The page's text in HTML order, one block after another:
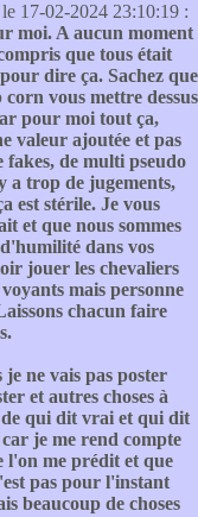
17-02-2024 23:10:19 :
moi. A aucun moment
que tous était
dire ça. Sachez que
vous mettre dessus
pour moi tout ça,
valeur ajoutée et pas
de multi pseudo
a trop de jugements,
est stérile. Je vous
et que nous sommes
dans vos
jouer les chevaliers
mais personne
chacun faire
ne vais pas poster
et autres choses à
qui dit vrai et qui dit
je me rend compte
l'on me prédit et que
pas pour l'instant
beaucoup de choses